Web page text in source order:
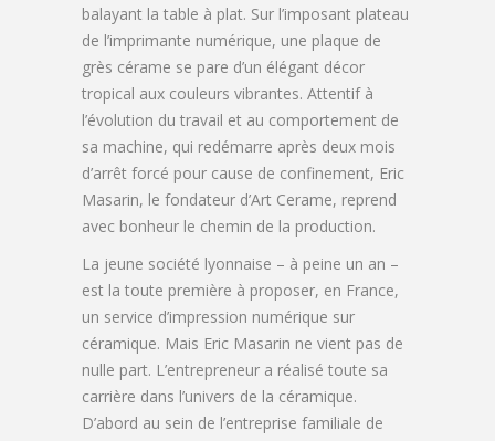
balayant la table à plat. Sur l’imposant plateau
de l’imprimante numérique, une plaque de
grès cérame se pare d’un élégant décor
tropical aux couleurs vibrantes. Attentif à
l’évolution du travail et au comportement de
sa machine, qui redémarre après deux mois
d’arrêt forcé pour cause de confinement, Eric
Masarin, le fondateur d’Art Cerame, reprend
avec bonheur le chemin de la production.
La jeune société lyonnaise – à peine un an –
est la toute première à proposer, en France,
un service d’impression numérique sur
céramique. Mais Eric Masarin ne vient pas de
nulle part. L’entrepreneur a réalisé toute sa
carrière dans l’univers de la céramique.
D’abord au sein de l’entreprise familiale de